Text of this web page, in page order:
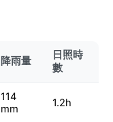
降雨量
日照時
數
114
mm
1.2h